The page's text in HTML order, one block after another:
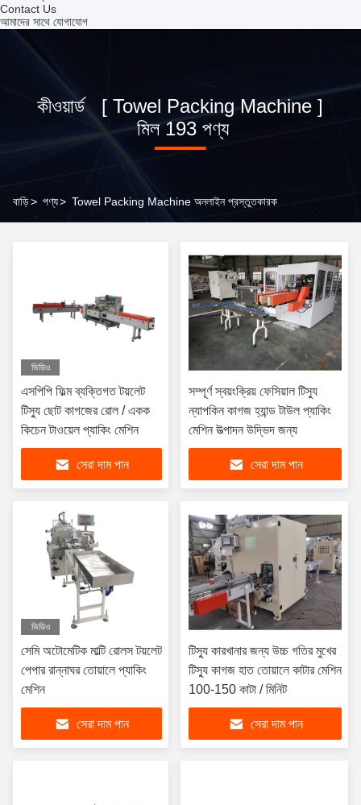
Contact Us
আমাদের সাথে যোগাযোগ
কীওয়ার্ড [ Towel Packing Machine ]
মিল 193 পণ্য
বাড়ি> পণ্য> Towel Packing Machine অনলাইন প্রস্তুতকারক
ভিডিও
এসপিপি ফিল্ম ব্যক্তিগত টয়লেট
টিস্যু ছোট কাগজের রোল / একক
কিচেন টাওয়েল প্যাকিং মেশিন
সেরা দাম পান
সম্পূর্ণ স্বয়ংক্রিয় ফেসিয়াল টিস্যু
ন্যাপকিন কাগজ হ্যান্ড টাউল প্যাকিং
মেশিন উত্পাদন উদ্ভিদ জন্য
সেরা দাম পান
ভিডিও
সেমি অটোমেটিক মাল্টি রোলস টয়লেট
পেপার রান্নাঘর তোয়ালে প্যাকিং
মেশিন
সেরা দাম পান
টিস্যু কারখানার জন্য উচ্চ গতির মুখের
টিস্যু কাগজ হাত তোয়ালে কাটার মেশিন
100-150 কাটা / মিনিট
সেরা দাম পান